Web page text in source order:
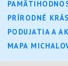
PRÍRODNÉ
PODUJATIA A
MAPA